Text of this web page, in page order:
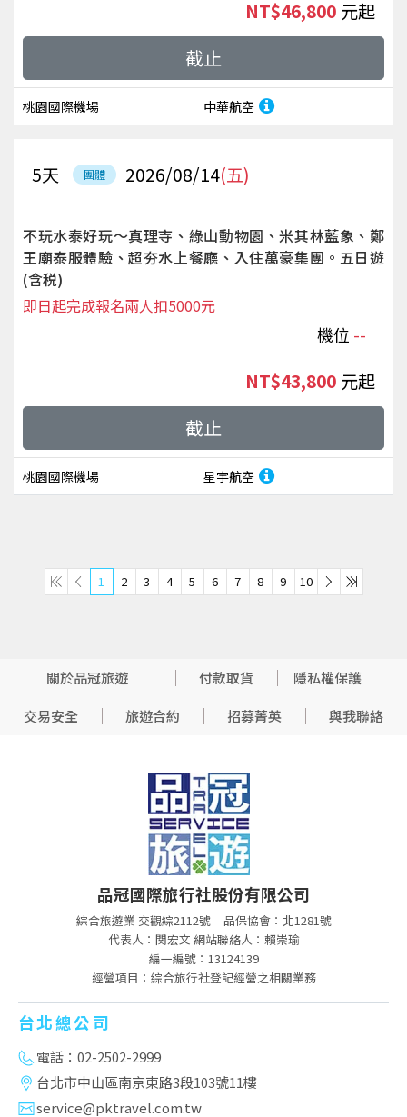
桃園國際機場 中華航空
NT$46,800 起
截止
團體 2026/08/14(五)
5天
不玩水泰好玩～真理寺、綠山動物園、米其林藍象、鄭
王廟泰服體驗、超夯水上餐廳、入住萬豪集團。五日遊
(含税)
機位 --
即日起完成報名兩人扣5000元
桃園國際機場 星宇航空
NT$43,800 起
截止
1 2 3 4 5 6 7 8 9 10
關於品冠旅遊 付款取貨
隱私權保護
交易安全
旅遊合約 招募菁英 與我聯絡
品冠國際旅行社股份有限公司
綜合旅遊業 交觀綜2112號
品保協會：北1281號
代表人：関宏文 網站聯絡人：賴崇瑜
編一編號：13124139
經營項目：綜合旅行社登記經營之相關業務
台北總公司
電話：02-2502-2999
台北市中山區南京東路3段103號11樓
service@pktravel.com.tw